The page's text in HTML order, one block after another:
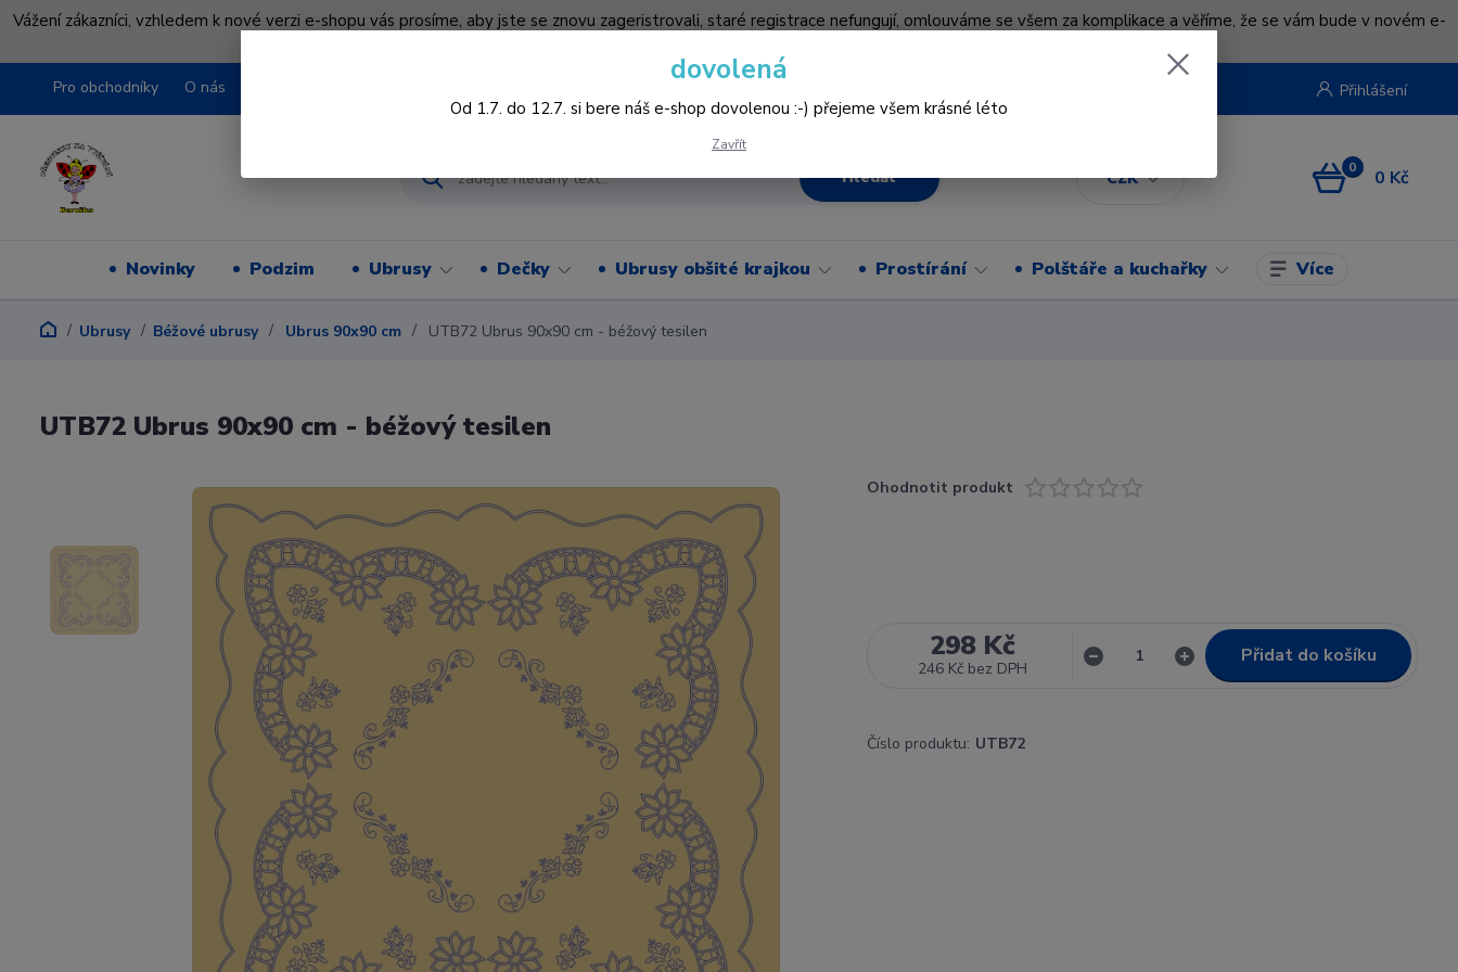
Vážení zákazníci, vzhledem k nové verzi e-shopu vás prosíme, aby jste se znovu zageristrovali, staré registrace nefungují, omlouváme se všem za komplikace a věříme, že se vám bude v novém e-
Pro obchodníky O nás
CZK
Přihlášení
Hledat 0 0 Kč
Novinky Podzim Ubrusy Dečky Ubrusy obšité krajkou Prostírání Polštáře a kuchařky Více
Ubrusy Béžové ubrusy Ubrus 90x90 cm UTB72 Ubrus 90x90 cm - béžový tesilen
UTB72 Ubrus 90x90 cm - béžový tesilen
Ohodnotit produkt
298 Kč
246 Kč bez DPH
Přidat do košíku
Číslo produktu: UTB72
dovolená
Od 1.7. do 12.7. si bere náš e-shop dovolenou :-) přejeme všem krásné léto
Zavřít